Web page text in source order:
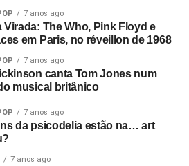
7 anos ago
Virada: The Who, Pink Floyd e
em Paris, no réveillon de 1968
7 anos ago
canta Tom Jones num
musical britânico
7 anos ago
da psicodelia estão na… art
7 anos ago